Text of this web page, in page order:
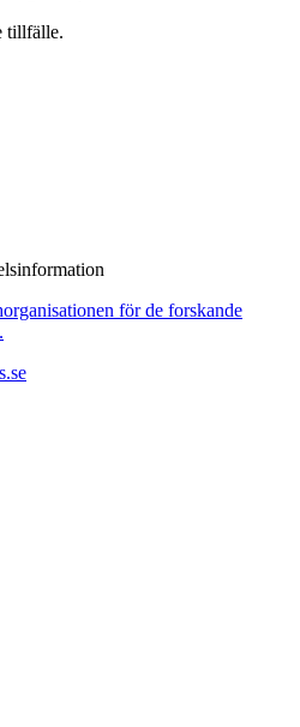
tillfälle.
för de forskande